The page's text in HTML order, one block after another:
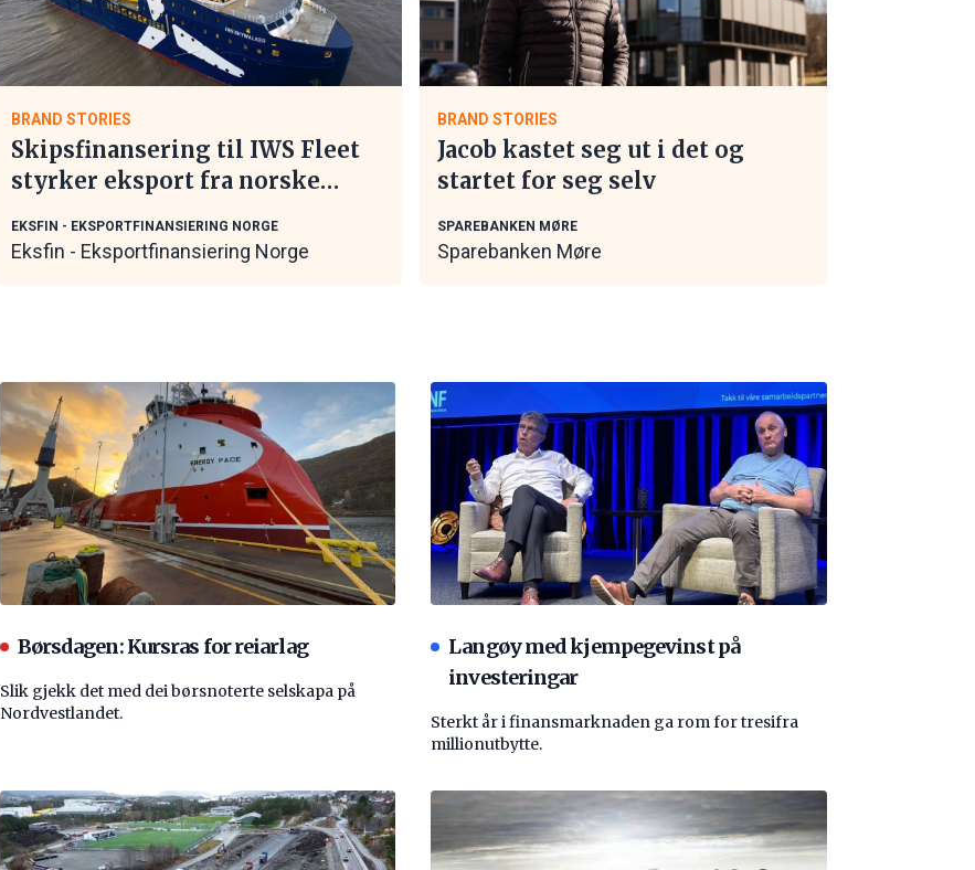
BRAND STORIES
Skipsfinansering til IWS Fleet
styrker eksport fra norske
EKSFIN - EKSPORTFINANSIERING NORGE
Eksfin - Eksportfinansiering Norge
BRAND STORIES
Jacob kastet seg ut i det og
startet for seg selv
SPAREBANKEN MØRE
Sparebanken Møre
Børsdagen: Kursras for reiarlag
Slik gjekk det med dei børsnoterte selskapa på
Nordvestlandet.
Langøy med kjempegevinst på
investeringar
Sterkt år i finansmarknaden ga rom for tresifra
millionutbytte.